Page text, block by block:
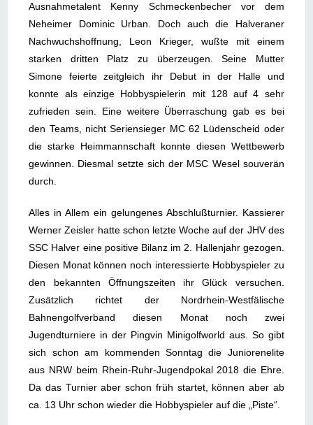
Ausnahmetalent Kenny Schmeckenbecher vor dem
Neheimer Dominic Urban. Doch auch die Halveraner
Nachwuchshoffnung, Leon Krieger, wußte mit einem
starken dritten Platz zu überzeugen. Seine Mutter
Simone feierte zeitgleich ihr Debut in der Halle und
konnte als einzige Hobbyspielerin mit 128 auf 4 sehr
zufrieden sein. Eine weitere Überraschung gab es bei
den Teams, nicht Seriensieger MC 62 Lüdenscheid oder
die starke Heimmannschaft konnte diesen Wettbewerb
gewinnen. Diesmal setzte sich der MSC Wesel souverän
durch.
Alles in Allem ein gelungenes Abschlußturnier. Kassierer
Werner Zeisler hatte schon letzte Woche auf der JHV des
SSC Halver eine positive Bilanz im 2. Hallenjahr gezogen.
Diesen Monat können noch interessierte Hobbyspieler zu
den bekannten Öffnungszeiten ihr Glück versuchen.
Zusätzlich richtet der Nordrhein-Westfälische
Bahnengolfverband diesen Monat noch zwei
Jugendturniere in der Pingvin Minigolfworld aus. So gibt
sich schon am kommenden Sonntag die Juniorenelite
aus NRW beim Rhein-Ruhr-Jugendpokal 2018 die Ehre.
Da das Turnier aber schon früh startet, können aber ab
ca. 13 Uhr schon wieder die Hobbyspieler auf die „Piste“.